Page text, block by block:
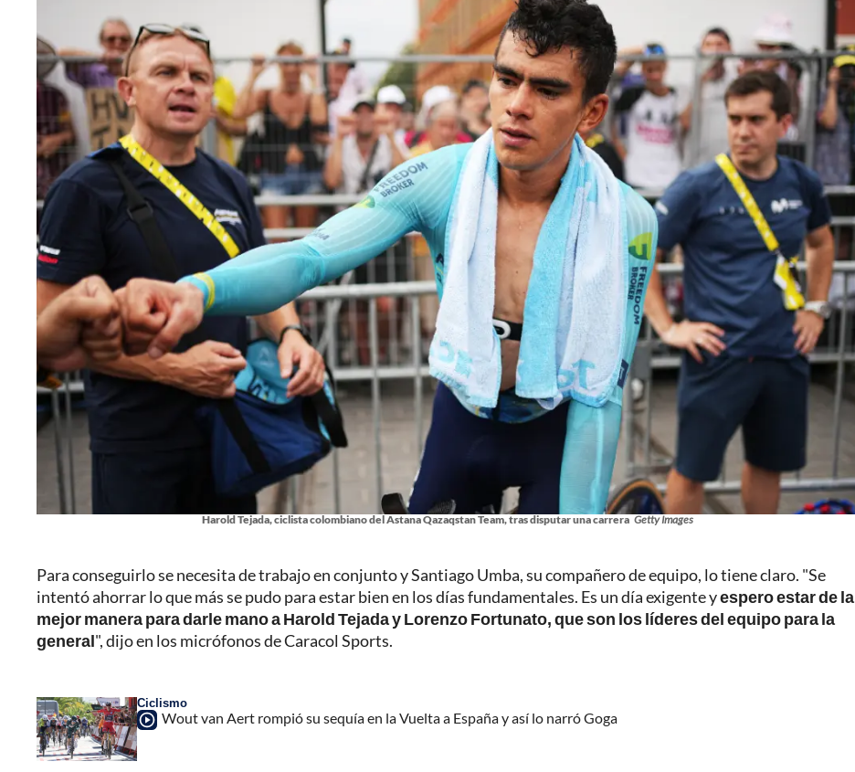
Harold Tejada, ciclista colombiano del Astana Qazaqstan Team, tras disputar una carrera Getty Images
Para conseguirlo se necesita de trabajo en conjunto y Santiago Umba, su compañero de equipo, lo tiene claro. "Se
intentó ahorrar lo que más se pudo para estar bien en los días fundamentales. Es un día exigente yespero estar de la
mejor manera para darle mano a Harold Tejada y Lorenzo Fortunato, que son los líderes del equipo para la
general", dijo en los micrófonos de Caracol Sports.
Ciclismo
Wout van Aert rompió su sequía en la Vuelta a España y así lo narró Goga